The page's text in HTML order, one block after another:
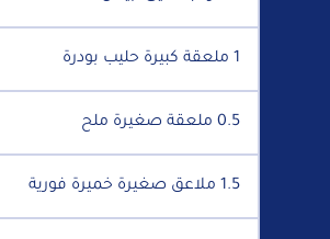
1 ملعقة كبيرة حليب بودرة
0.5 ملعقة صغيرة ملح
1.5 ملاعق صغيرة خميرة فورية